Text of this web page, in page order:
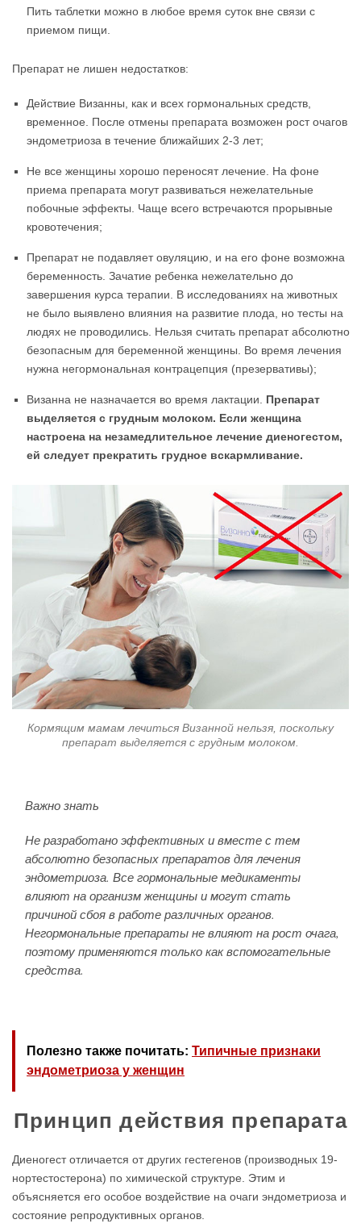
Пить таблетки можно в любое время суток вне связи с
приемом пищи.
Препарат не лишен недостатков:
Действие Визанны, как и всех гормональных средств,
временное. После отмены препарата возможен рост очагов
эндометриоза в течение ближайших 2-3 лет;
Не все женщины хорошо переносят лечение. На фоне
приема препарата могут развиваться нежелательные
побочные эффекты. Чаще всего встречаются прорывные
кровотечения;
Препарат не подавляет овуляцию, и на его фоне возможна
беременность. Зачатие ребенка нежелательно до
завершения курса терапии. В исследованиях на животных
не было выявлено влияния на развитие плода, но тесты на
людях не проводились. Нельзя считать препарат абсолютно
безопасным для беременной женщины. Во время лечения
нужна негормональная контрацепция (презервативы);
Визанна не назначается во время лактации. Препарат
выделяется с грудным молоком. Если женщина
настроена на незамедлительное лечение диеногестом,
ей следует прекратить грудное вскармливание.
Кормящим мамам лечиться Визанной нельзя, поскольку
препарат выделяется с грудным молоком.
Важно знать
Не разработано эффективных и вместе с тем
абсолютно безопасных препаратов для лечения
эндометриоза. Все гормональные медикаменты
влияют на организм женщины и могут стать
причиной сбоя в работе различных органов.
Негормональные препараты не влияют на рост очага,
поэтому применяются только как вспомогательные
средства.
Полезно также почитать: Типичные признаки
эндометриоза у женщин
Принцип действия препарата
Диеногест отличается от других гестегенов (производных 19-
нортестостерона) по химической структуре. Этим и
объясняется его особое воздействие на очаги эндометриоза и
состояние репродуктивных органов.